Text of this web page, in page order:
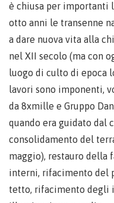
è chiusa per importanti
otto anni le transenne
a dare nuova vita alla
nel XII secolo (ma con
luogo di culto di epoca
lavori sono imponenti,
da 8xmille e Gruppo
quando era guidato dal
consolidamento del
maggio), restauro della
interni, rifacimento del
tetto, rifacimento degli